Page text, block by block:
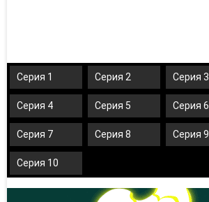
Серия 1 Серия 2 Серия 3
Серия 4 Серия 5 Серия 6
Серия 7 Серия 8 Серия 9
Серия 10